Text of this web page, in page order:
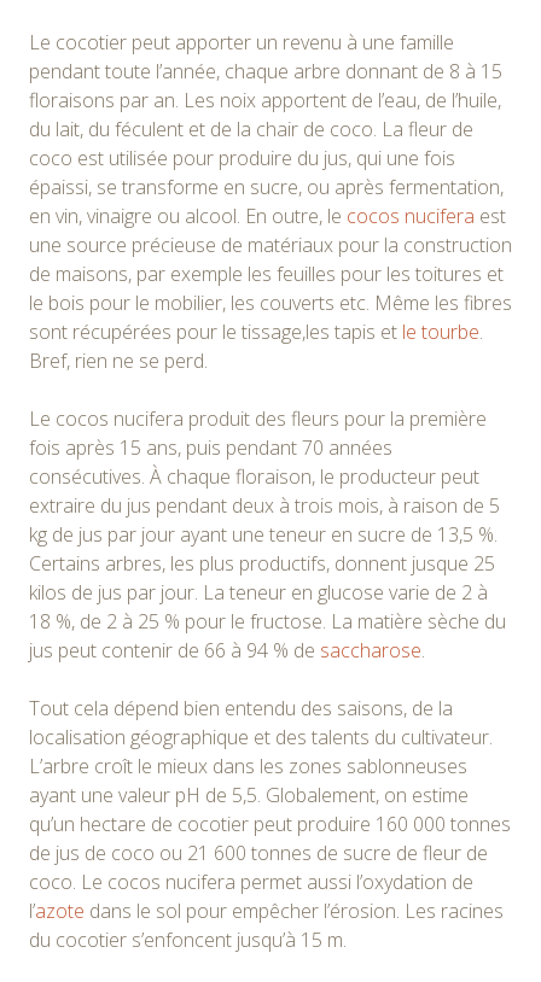
Le cocotier peut apporter un revenu à une famille
pendant toute l’année, chaque arbre donnant de 8 à 15
floraisons par an. Les noix apportent de l’eau, de l’huile,
du lait, du féculent et de la chair de coco. La fleur de
coco est utilisée pour produire du jus, qui une fois
épaissi, se transforme en sucre, ou après fermentation,
en vin, vinaigre ou alcool. En outre, le cocos nucifera est
une source précieuse de matériaux pour la construction
de maisons, par exemple les feuilles pour les toitures et
le bois pour le mobilier, les couverts etc. Même les fibres
sont récupérées pour le tissage,les tapis et le tourbe.
Bref, rien ne se perd.
Le cocos nucifera produit des fleurs pour la première
fois après 15 ans, puis pendant 70 années
consécutives. À chaque floraison, le producteur peut
extraire du jus pendant deux à trois mois, à raison de 5
kg de jus par jour ayant une teneur en sucre de 13,5 %.
Certains arbres, les plus productifs, donnent jusque 25
kilos de jus par jour. La teneur en glucose varie de 2 à
18 %, de 2 à 25 % pour le fructose. La matière sèche du
jus peut contenir de 66 à 94 % de saccharose.
Tout cela dépend bien entendu des saisons, de la
localisation géographique et des talents du cultivateur.
L’arbre croît le mieux dans les zones sablonneuses
ayant une valeur pH de 5,5. Globalement, on estime
qu’un hectare de cocotier peut produire 160 000 tonnes
de jus de coco ou 21 600 tonnes de sucre de fleur de
coco. Le cocos nucifera permet aussi l’oxydation de
l’azote dans le sol pour empêcher l’érosion. Les racines
du cocotier s’enfoncent jusqu’à 15 m.